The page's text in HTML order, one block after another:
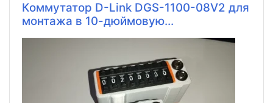
Коммутатор D-Link DGS-1100-08V2 для
монтажа в 10-дюймовую...